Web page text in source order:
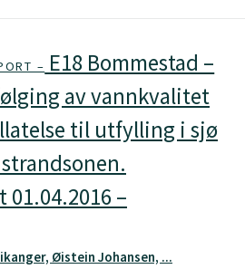
– E18 Bommestad –
av vannkvalitet
til utfylling i sjø
–
Øistein Johansen, ...